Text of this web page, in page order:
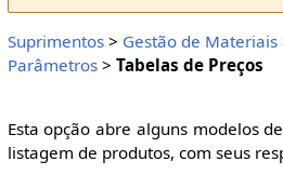
Suprimentos> Gestão de Materiais
Parâmetros> Tabelas de Preços
Esta opção abre alguns modelos
listagem de produtos, com seus